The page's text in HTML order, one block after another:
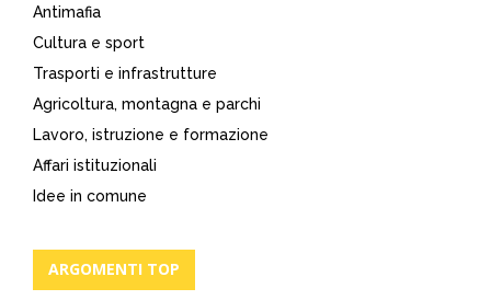
Antimafia
Cultura e sport
Trasporti e infrastrutture
Agricoltura, montagna e parchi
Lavoro, istruzione e formazione
Affari istituzionali
Idee in comune
ARGOMENTI TOP